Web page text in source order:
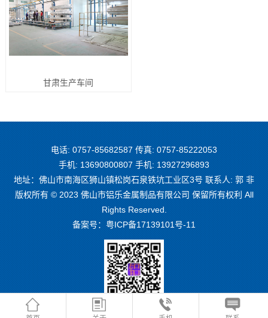
甘肃生产车间
电话: 0757-85682587 传真: 0757-85222053
手机: 13690800807 手机: 13927296893
地址：佛山市南海区狮山镇松岗石泉铁坑工业区3号 联系人: 郭 非
版权所有 © 2023 佛山市铝乐金属制品有限公司 保留所有权利 All
Rights Reserved.
备案号： 粤ICP备17139101号-11